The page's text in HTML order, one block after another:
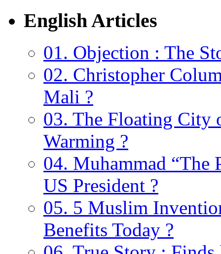
English Articles
01. Objection : The
02. Christopher
Mali ?
03. The Floating City
Warming ?
04. Muhammad “The
US President ?
05. 5 Muslim
Benefits Today ?